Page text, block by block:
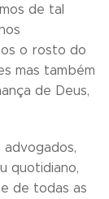
de tal
o rosto do
mas também
de Deus,
quotidiano,
de todas as